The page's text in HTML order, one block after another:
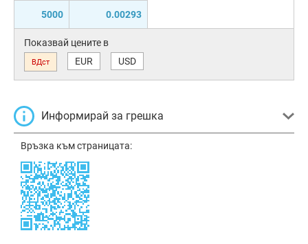
5000 0.00293
Показвай цените в
ВДст EUR USD
Информирай за грешка
Връзка към страницата: